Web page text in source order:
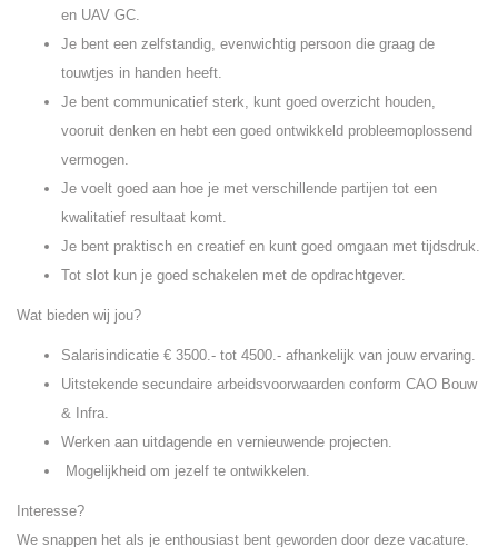
en UAV GC.
Je bent een zelfstandig, evenwichtig persoon die graag de
touwtjes in handen heeft.
Je bent communicatief sterk, kunt goed overzicht houden,
vooruit denken en hebt een goed ontwikkeld probleemoplossend
vermogen.
Je voelt goed aan hoe je met verschillende partijen tot een
kwalitatief resultaat komt.
Je bent praktisch en creatief en kunt goed omgaan met tijdsdruk.
Tot slot kun je goed schakelen met de opdrachtgever.
Wat bieden wij jou?
Salarisindicatie € 3500.- tot 4500.- afhankelijk van jouw ervaring.
Uitstekende secundaire arbeidsvoorwaarden conform CAO Bouw
& Infra.
Werken aan uitdagende en vernieuwende projecten.
Mogelijkheid om jezelf te ontwikkelen.
Interesse?
We snappen het als je enthousiast bent geworden door deze vacature.